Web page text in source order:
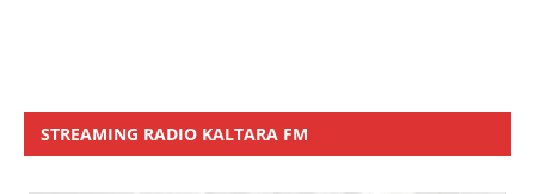
STREAMING RADIO KALTARA FM